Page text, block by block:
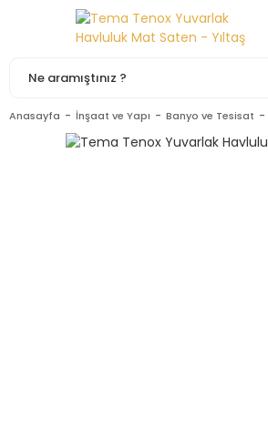
Anasayfa İnşaat ve Yapı Banyo ve Tesisat